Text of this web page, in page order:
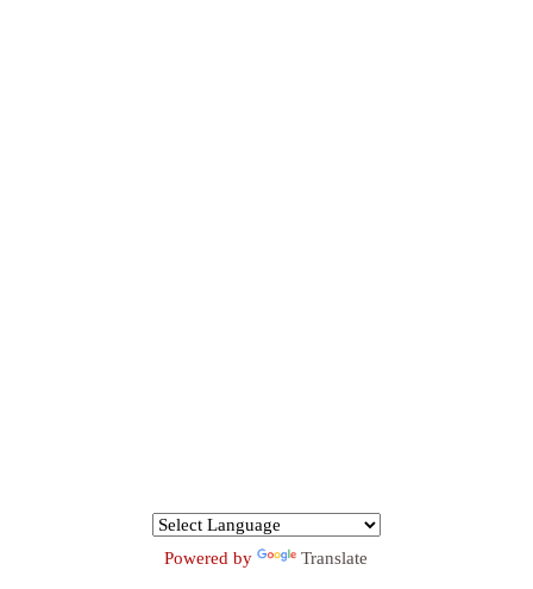
Powered by Translate